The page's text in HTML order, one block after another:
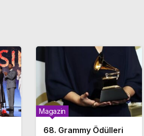
68. Grammy Ödülleri
Magazin